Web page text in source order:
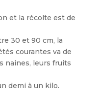
et la récolte est de
30 et 90 cm, la
courantes va de
naines, leurs fruits
demi à un kilo.